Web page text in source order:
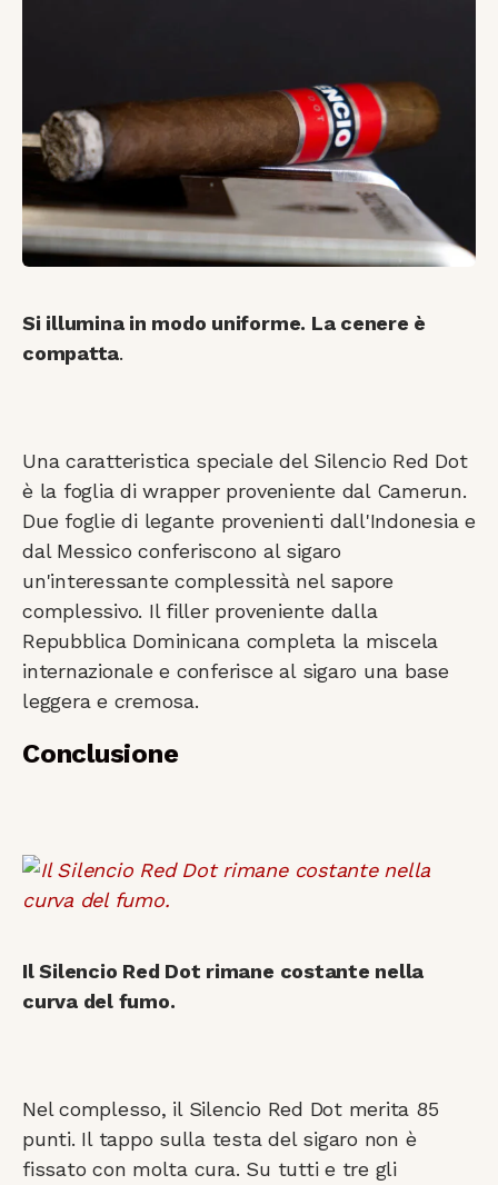
Si illumina in modo uniforme. La cenere è
compatta.
Una caratteristica speciale del Silencio Red Dot
è la foglia di wrapper proveniente dal Camerun.
Due foglie di legante provenienti dall'Indonesia e
dal Messico conferiscono al sigaro
un'interessante complessità nel sapore
complessivo. Il filler proveniente dalla
Repubblica Dominicana completa la miscela
internazionale e conferisce al sigaro una base
leggera e cremosa.
Conclusione
Il Silencio Red Dot rimane costante nella
curva del fumo.
Nel complesso, il Silencio Red Dot merita 85
punti. Il tappo sulla testa del sigaro non è
fissato con molta cura. Su tutti e tre gli